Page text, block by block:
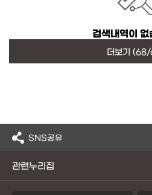
검색내역이 없
더보기 (68/
SNS공유
관련누리집